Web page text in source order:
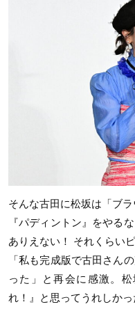
そんな古田に松坂は「ブ
『パディントン』をやる
ありえない！ それくらい
「私も完成版で古田さん
った」と再会に感激。
れ！』と思ってうれしか